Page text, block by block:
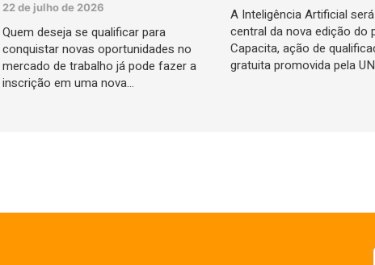
22 de julho de 2026
Quem deseja se qualificar para
conquistar novas oportunidades no
mercado de trabalho já pode fazer a
inscrição em uma nova…
A Inteligência Artificial
central da nova edição do
Capacita, ação de
gratuita promovida pela